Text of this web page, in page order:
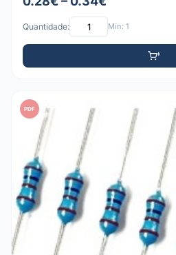
Quantidade: Mín: 1
PDF